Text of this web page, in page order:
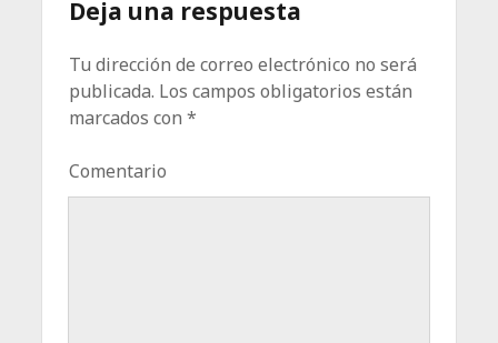
Deja una respuesta
Tu dirección de correo electrónico no será
publicada. Los campos obligatorios están
marcados con*
Comentario